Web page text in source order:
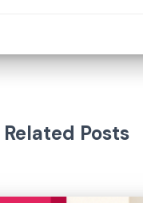
Related Posts